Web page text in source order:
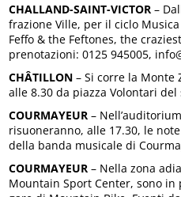
CHALLAND-SAINT-VICTOR –
frazione Ville, per il ciclo
Feffo & the Feftones, the
prenotazioni: 0125 945005,
CHÂTILLON – Si corre la Monte
alle 8.30 da piazza Volontari del
COURMAYEUR –
risuoneranno, alle 17.30, le
della banda musicale di
COURMAYEUR – Nella zona
Mountain Sport Center, sono